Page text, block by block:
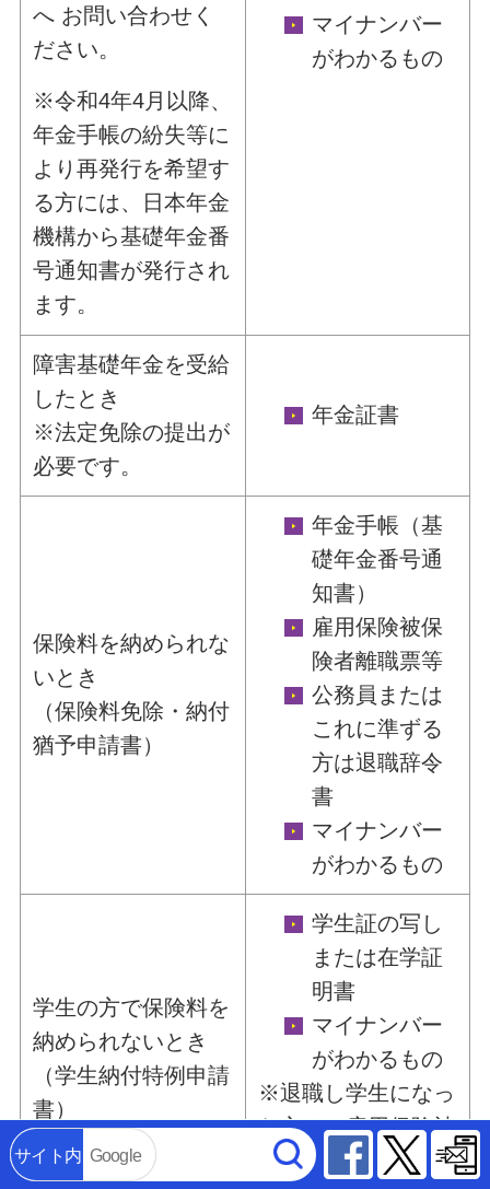
サイト内 Google Facebook
へ お問い合わせく
ださい。
※令和4年4月以降、
年金手帳の紛失等に
より再発行を希望す
る方には、日本年金
機構から基礎年金番
号通知書が発行され
ます。
マイナンバー
がわかるもの
障害基礎年金を受給
したとき
※法定免除の提出が
必要です。
年金証書
保険料を納められな
いとき
（保険料免除・納付
猶予申請書）
年金手帳（基
礎年金番号通
知書）
雇用保険被保
険者離職票等
公務員または
これに準ずる
方は退職辞令
書
マイナンバー
がわかるもの
学生の方で保険料を
納められないとき
（学生納付特例申請
書）
学生証の写し
または在学証
明書
マイナンバー
がわかるもの
※退職し学生になっ
た方は、雇用保険被
保険者離職票等が必